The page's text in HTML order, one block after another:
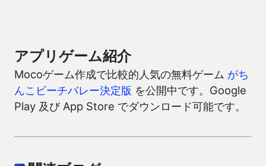
アプリゲーム紹介
Mocoゲーム作成で比較的人気の無料ゲーム がち
んこビーチバレー決定版 を公開中です。Google
Play 及び App Store でダウンロード可能です。